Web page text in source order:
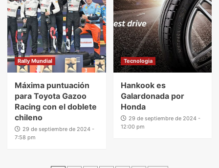
Rally Mundial
Máxima puntuación
para Toyota Gazoo
Racing con el doblete
chileno
29 de septiembre de 2024 -
7:58 pm
Tecnologia
Hankook es
Galardonada por
Honda
29 de septiembre de 2024 -
12:00 pm